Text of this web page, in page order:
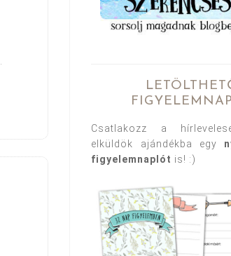
Csatlakozz a
elküldök ajándékba egy
figyelemnaplót is! :)